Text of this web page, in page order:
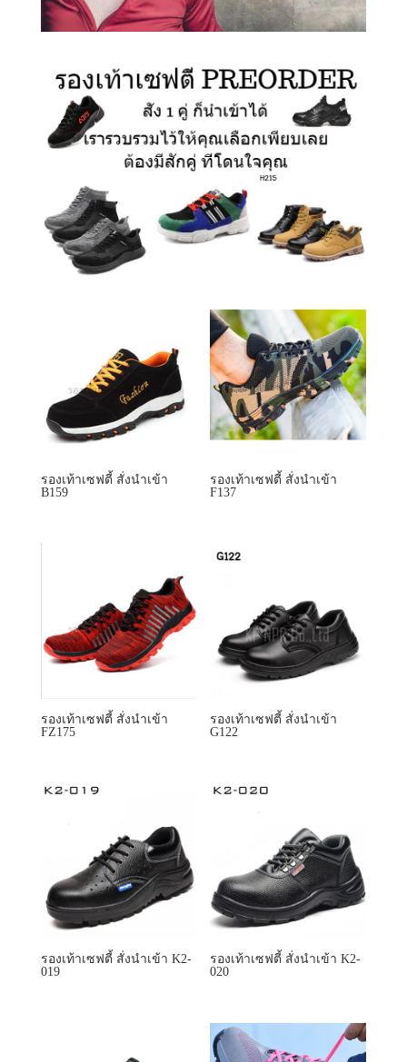
รองเท้าเซฟตี้ สั่งนำเข้า
B159
รองเท้าเซฟตี้ สั่งนำเข้า
F137
รองเท้าเซฟตี้ สั่งนำเข้า
FZ175
รองเท้าเซฟตี้ สั่งนำเข้า
G122
รองเท้าเซฟตี้ สั่งนำเข้า K2-
019
รองเท้าเซฟตี้ สั่งนำเข้า K2-
020